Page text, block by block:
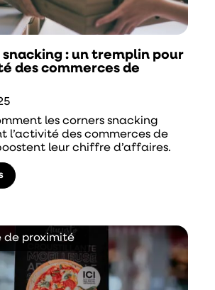
snacking : un tremplin pour
des commerces de
les corners snacking
l’activité des commerces de
leur chiffre d’affaires.
de proximité